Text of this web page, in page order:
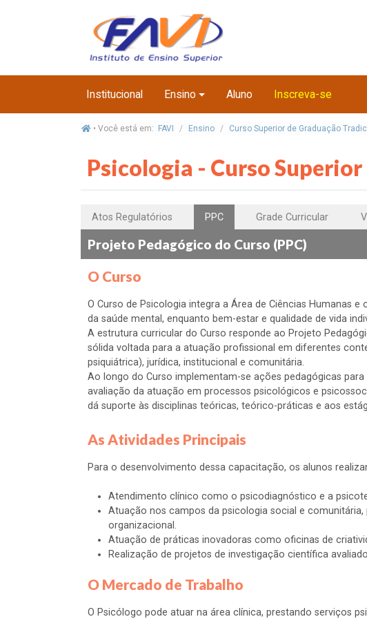
Institucional Ensino Aluno Inscreva-se
• Você está em: FAVI Ensino Curso Superior de Graduação
Psicologia - Curso
Atos Regulatórios PPC Grade Curricular
Projeto Pedagógico do Curso (PPC)
O Curso
O Curso de Psicologia integra a Área de Ciências Humanas
da saúde mental, enquanto bem-estar e qualidade de vida
A estrutura curricular do Curso responde ao Projeto
sólida voltada para a atuação profissional em diferentes
psiquiátrica), jurídica, institucional e comunitária.
Ao longo do Curso implementam-se ações pedagógicas
avaliação da atuação em processos psicológicos e
dá suporte às disciplinas teóricas, teórico-práticas e aos
As Atividades Principais
Para o desenvolvimento dessa capacitação, os alunos
Atendimento clínico como o psicodiagnóstico e a
Atuação nos campos da psicologia social e
organizacional.
Atuação de práticas inovadoras como oficinas de
Realização de projetos de investigação científica
O Mercado de Trabalho
O Psicólogo pode atuar na área clínica, prestando serviços